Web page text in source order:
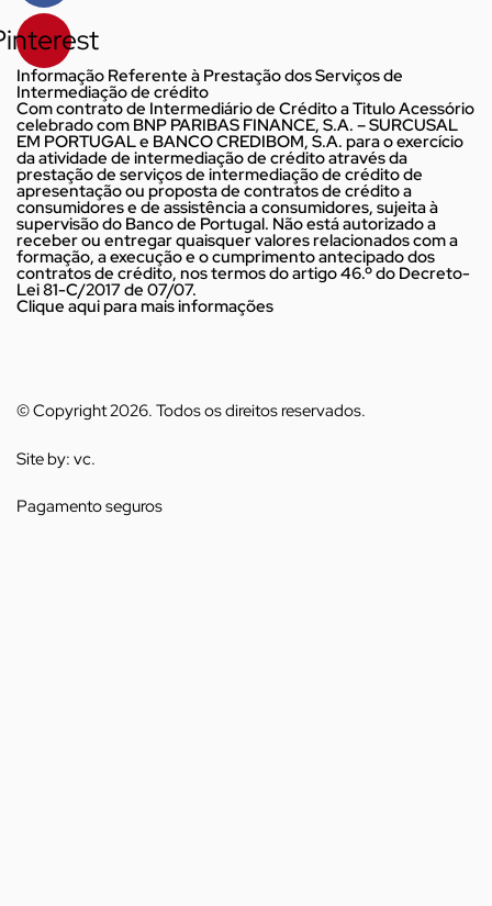
Informação Referente à Prestação dos Serviços de
Intermediação de crédito
Com contrato de Intermediário de Crédito a Titulo Acessório
celebrado com BNP PARIBAS FINANCE, S.A. – SURCUSAL
EM PORTUGAL e BANCO CREDIBOM, S.A. para o exercício
da atividade de intermediação de crédito através da
prestação de serviços de intermediação de crédito de
apresentação ou proposta de contratos de crédito a
consumidores e de assistência a consumidores, sujeita à
supervisão do Banco de Portugal. Não está autorizado a
receber ou entregar quaisquer valores relacionados com a
formação, a execução e o cumprimento antecipado dos
contratos de crédito, nos termos do artigo 46.º do Decreto-
Lei 81-C/2017 de 07/07.
Clique aqui para mais informações
© Copyright 2026. Todos os direitos reservados.
Site by: vc.
Pagamento seguros